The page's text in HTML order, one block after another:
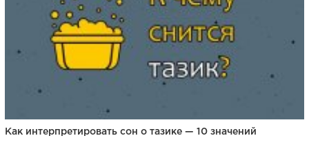
Как интерпретировать сон о тазике — 10 значений